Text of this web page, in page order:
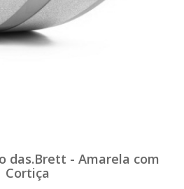
das.Brett - Amarela com
Cortiça